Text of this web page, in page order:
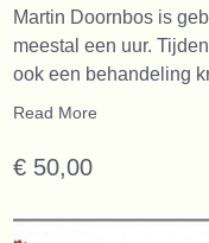
Martin Doornbos is
meestal een uur.
ook een behandeling
Read More
€ 50,00